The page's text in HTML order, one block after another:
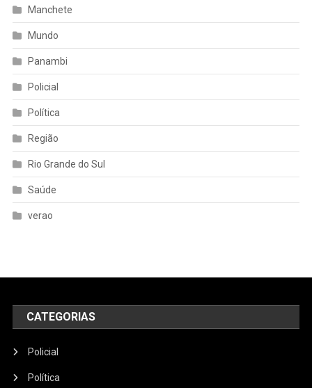
Manchete
Mundo
Panambi
Policial
Política
Região
Rio Grande do Sul
Saúde
verao
CATEGORIAS
Policial
Política